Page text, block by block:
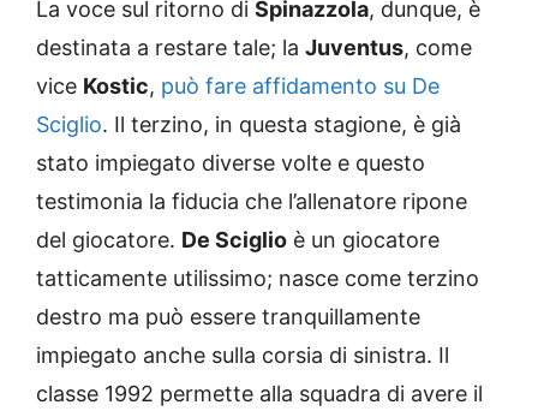
La voce sul ritorno di Spinazzola, dunque, è
destinata a restare tale; la Juventus, come
vice Kostic, può fare affidamento su De
Sciglio. Il terzino, in questa stagione, è già
stato impiegato diverse volte e questo
testimonia la fiducia che l’allenatore ripone
del giocatore. De Sciglio è un giocatore
tatticamente utilissimo; nasce come terzino
destro ma può essere tranquillamente
impiegato anche sulla corsia di sinistra. Il
classe 1992 permette alla squadra di avere il